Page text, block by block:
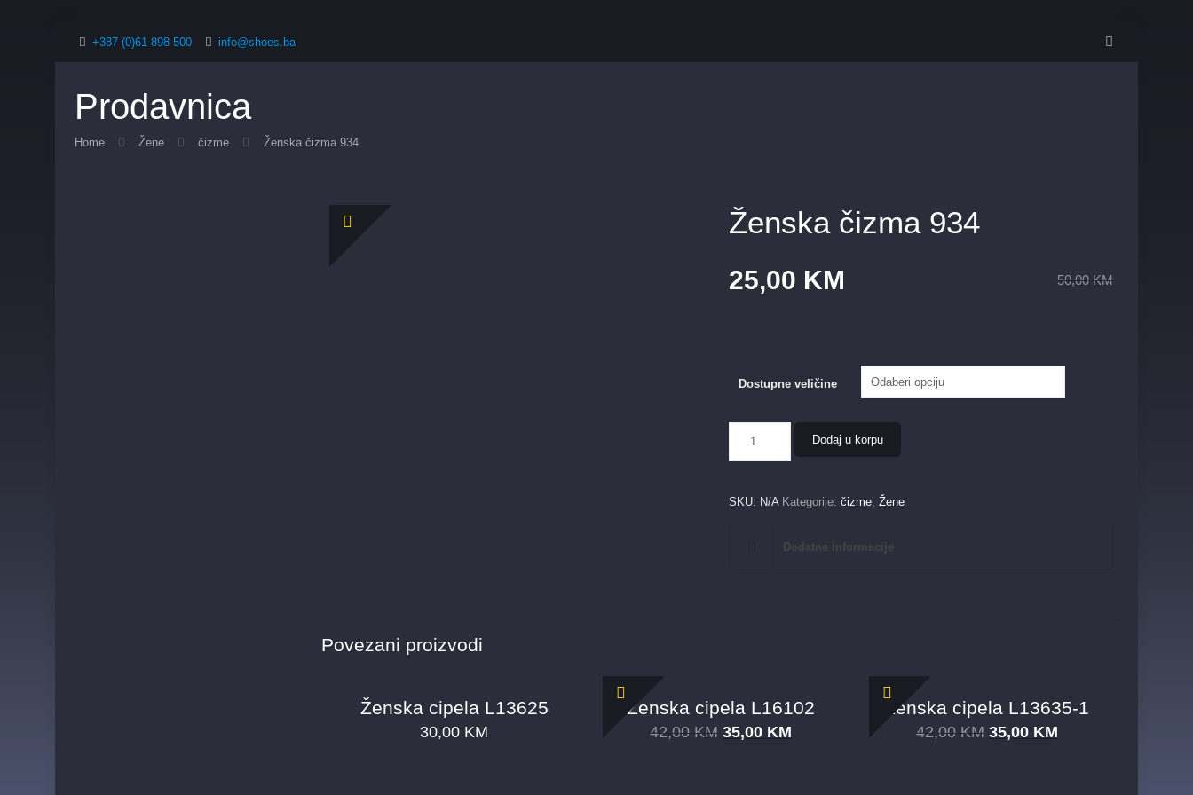
+387 (0)61 898 500 info@shoes.ba
Prodavnica
Home Žene čizme Ženska čizma 934
Ženska čizma 934
50,00 KM
25,00 KM
Dostupne veličine
Dodaj u korpu
SKU: N/A Kategorije:čizme,Žene
Dodatne informacije
Povezani proizvodi
Ženska cipela L13625
30,00 KM
Ženska cipela L16102
42,00 KM 35,00 KM
Ženska cipela L13635-1
42,00 KM 35,00 KM